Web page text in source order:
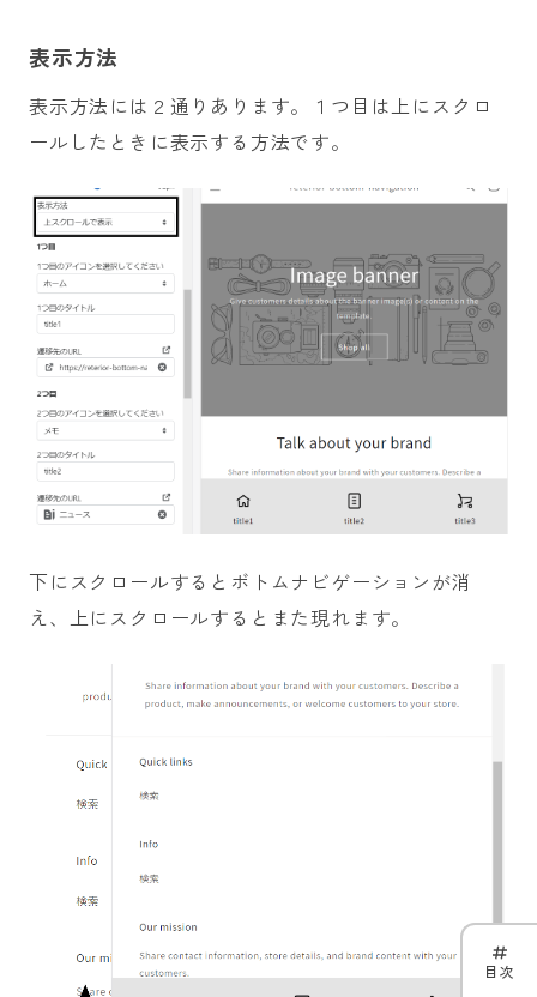
表示方法
表示方法には２通りあります。１つ目は上にスクロ
ールしたときに表示する方法です。
下にスクロールするとボトムナビゲーションが消
え、上にスクロールするとまた現れます。
目次